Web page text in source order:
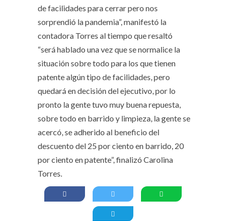
de facilidades para cerrar pero nos
sorprendió la pandemia”, manifestó la
contadora Torres al tiempo que resaltó
“será hablado una vez que se normalice la
situación sobre todo para los que tienen
patente algún tipo de facilidades, pero
quedará en decisión del ejecutivo, por lo
pronto la gente tuvo muy buena repuesta,
sobre todo en barrido y limpieza, la gente se
acercó, se adherido al beneficio del
descuento del 25 por ciento en barrido, 20
por ciento en patente”, finalizó Carolina
Torres.